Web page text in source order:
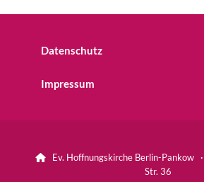
Datenschutz
Impressum
Ev. Hoffnungskirche Berlin-Pankow
Str. 36